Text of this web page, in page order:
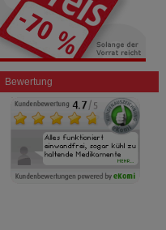
Bewertung